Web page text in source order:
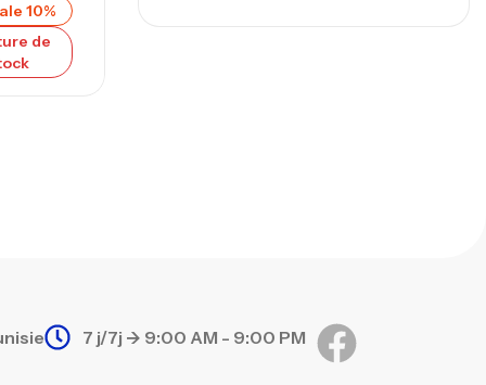
10%
de
7 j/7j -> 9:00 AM - 9:00 PM